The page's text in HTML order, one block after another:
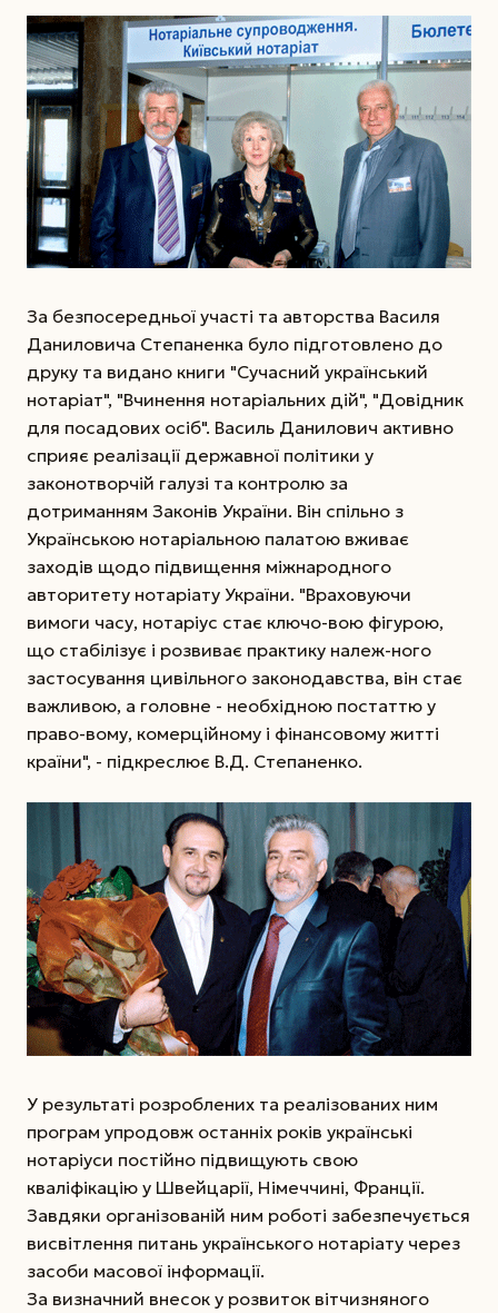
За безпосередньої участі та авторства Василя
Даниловича Степаненка було підготовлено до
друку та видано книги "Сучасний український
нотаріат", "Вчинення нотаріальних дій", "Довідник
для посадових осіб". Василь Данилович активно
сприяє реалізації державної політики у
законотворчій галузі та контролю за
дотриманням Законів України. Він спільно з
Українською нотаріальною палатою вживає
заходів щодо підвищення міжнародного
авторитету нотаріату України. "Враховуючи
вимоги часу, нотаріус стає ключо-вою фігурою,
що стабілізує і розвиває практику належ-ного
застосування цивільного законодавства, він стає
важливою, а головне - необхідною постаттю у
право-вому, комерційному і фінансовому житті
країни", - підкреслює В.Д. Степаненко.
У результаті розроблених та реалізованих ним
програм упродовж останніх років українські
нотаріуси постійно підвищують свою
кваліфікацію у Швейцарії, Німеччині, Франції.
Завдяки організованій ним роботі забезпечується
висвітлення питань українського нотаріату через
засоби масової інформації.
За визначний внесок у розвиток вітчизняного